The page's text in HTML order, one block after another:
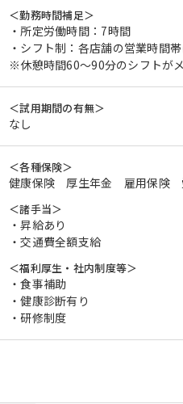
＜勤務時間補足＞
・所定労働時間：7時間
・シフト制：各店舗の営業時間
※休憩時間60～90分のシフトが
＜試用期間の有無＞
なし
＜各種保険＞
健康保険 厚生年金 雇用保険
＜諸手当＞
・昇給あり
・交通費全額支給
＜福利厚生・社内制度等＞
・食事補助
・健康診断有り
・研修制度